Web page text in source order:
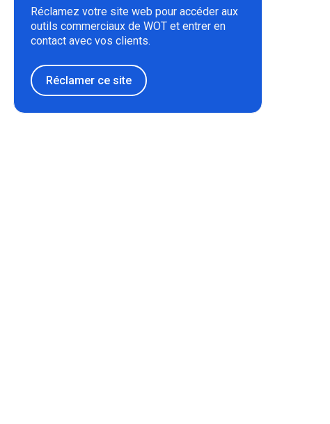
Réclamez votre site web pour accéder aux
outils commerciaux de WOT et entrer en
contact avec vos clients.
Réclamer ce site